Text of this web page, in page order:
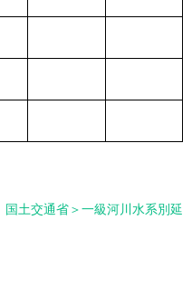
国土交通省＞一級河川水系別延